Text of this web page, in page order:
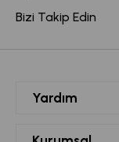
Bizi Takip Edin
Yardım